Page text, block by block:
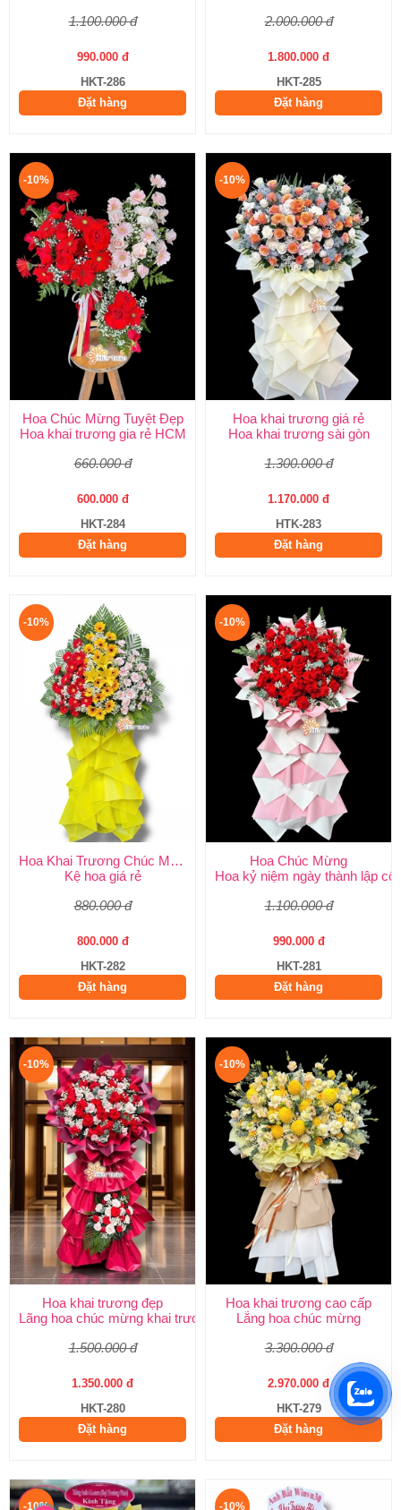
1.100.000 đ
990.000 đ
HKT-286
Đặt hàng
2.000.000 đ
1.800.000 đ
HKT-285
Đặt hàng
-10%
Hoa Chúc Mừng Tuyệt Đẹp
Hoa khai trương gia rẻ HCM
660.000 đ
600.000 đ
HKT-284
Đặt hàng
-10%
Hoa khai trương giá rẻ
Hoa khai trương sài gòn
1.300.000 đ
1.170.000 đ
HTK-283
Đặt hàng
-10%
Hoa Khai Trương Chúc Mừng
Kệ hoa giá rẻ
880.000 đ
800.000 đ
HKT-282
Đặt hàng
-10%
Hoa Chúc Mừng
Hoa kỷ niệm ngày thành lập
1.100.000 đ
990.000 đ
HKT-281
Đặt hàng
-10%
Hoa khai trương đẹp
Lãng hoa chúc mừng khai trương
1.500.000 đ
1.350.000 đ
HKT-280
Đặt hàng
-10%
Hoa khai trương cao cấp
Lẵng hoa chúc mừng
3.300.000 đ
2.970.000 đ
HKT-279
Đặt hàng
-10% -10%